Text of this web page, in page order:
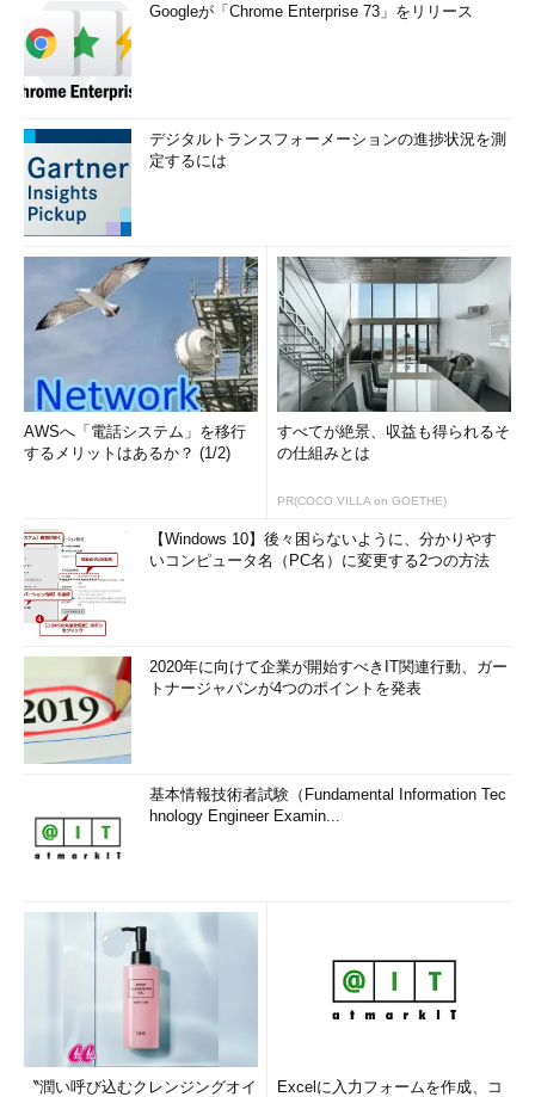
Googleが「Chrome Enterprise 73」をリリース
デジタルトランスフォーメーションの進捗状況を測
定するには
AWSへ「電話システム」を移行
するメリットはあるか？ (1/2)
すべてが絶景、収益も得られるそ
の仕組みとは
PR(COCO VILLA on GOETHE)
【Windows 10】後々困らないように、分かりやす
いコンピュータ名（PC名）に変更する2つの方法
2020年に向けて企業が開始すべきIT関連行動、ガー
トナージャパンが4つのポイントを発表
基本情報技術者試験（Fundamental Information Tec
hnology Engineer Examin...
〝潤い呼び込むクレンジングオイ
Excelに入力フォームを作成、コ